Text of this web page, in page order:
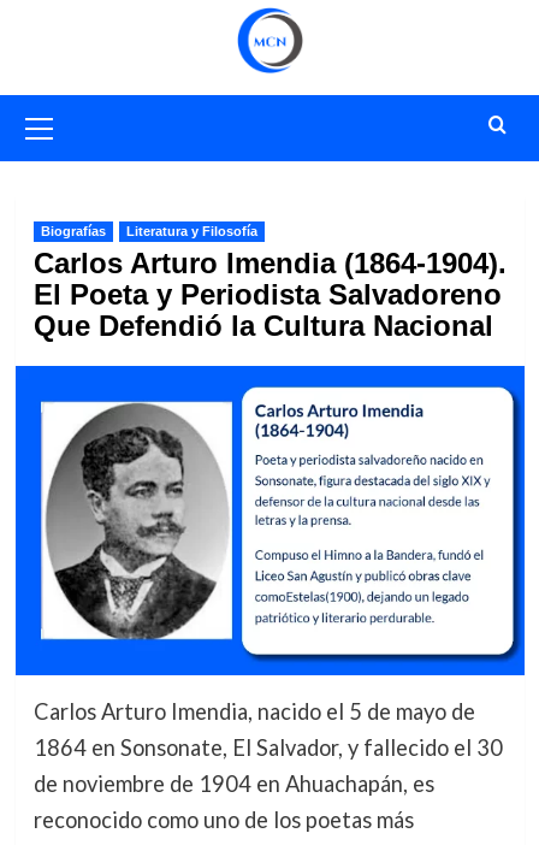
primario
Biografías Literatura y Filosofía
Carlos Arturo Imendia (1864-1904).
El Poeta y Periodista Salvadoreno
Que Defendió la Cultura Nacional
Carlos Arturo Imendia, nacido el 5 de mayo de
1864 en Sonsonate, El Salvador, y fallecido el 30
de noviembre de 1904 en Ahuachapán, es
reconocido como uno de los poetas más